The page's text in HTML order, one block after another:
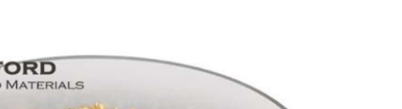
Italiano
日本語